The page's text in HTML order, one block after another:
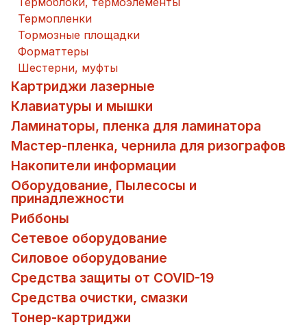
Термопленки
Тормозные площадки
Форматтеры
Шестерни, муфты
Картриджи лазерные
Клавиатуры и мышки
Ламинаторы, пленка для ламинатора
Мастер-пленка, чернила для ризографов
Накопители информации
Оборудование, Пылесосы и
принадлежности
Риббоны
Сетевое оборудование
Силовое оборудование
Средства защиты от COVID-19
Средства очистки, смазки
Тонер-картриджи